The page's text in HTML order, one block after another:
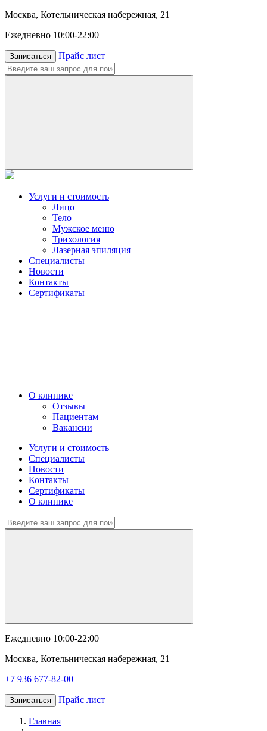
Москва, Котельническая набережная, 21
Ежедневно 10:00-22:00
Записаться Прайс лист
Услуги и стоимость
Лицо
Тело
Мужское меню
Трихология
Лазерная эпиляция
Специалисты
Новости
Контакты
Сертификаты
О клинике
Отзывы
Пациентам
Вакансии
Услуги и стоимость
Специалисты
Новости
Контакты
Сертификаты
О клинике
Ежедневно 10:00-22:00
Москва, Котельническая набережная, 21
+7 936 677-82-00
Записаться Прайс лист
Главная